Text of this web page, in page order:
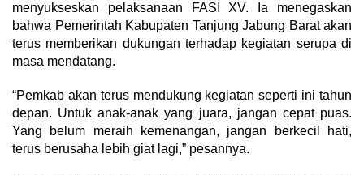
menyukseskan pelaksanaan FASI XV. Ia menegaskan
bahwa Pemerintah Kabupaten Tanjung Jabung Barat akan
terus memberikan dukungan terhadap kegiatan serupa di
masa mendatang.
“Pemkab akan terus mendukung kegiatan seperti ini tahun
depan. Untuk anak-anak yang juara, jangan cepat puas.
Yang belum meraih kemenangan, jangan berkecil hati,
terus berusaha lebih giat lagi,” pesannya.